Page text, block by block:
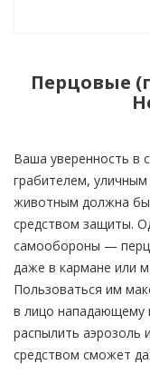
Перцовые
Ваша уверенность в
грабителем,
животным должна
средством защиты.
самообороны —
даже в кармане или
Пользоваться им
в лицо нападающему
распылить аэрозоль
средством сможет